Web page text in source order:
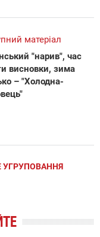
матеріал
"нарив", час
висновки, зима
– "Холодна-
УГРУПОВАННЯ